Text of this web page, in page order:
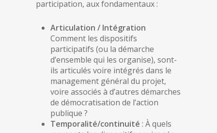
participation, aux fondamentaux :
Articulation / Intégration
Comment les dispositifs
participatifs (ou la démarche
d’ensemble qui les organise), sont-
ils articulés voire intégrés dans le
management général du projet,
voire associés à d’autres démarches
de démocratisation de l’action
publique ?
Temporalité/continuité : À quels